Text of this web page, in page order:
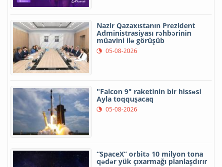
Nazir Qazaxıstanın Prezident
Administrasiyası rəhbərinin
müavini ilə görüşüb
05-08-2026
"Falcon 9" raketinin bir hissəsi
Ayla toqquşacaq
05-08-2026
“SpaceX” orbitə 10 milyon tona
qədər yük çıxarmağı planlaşdırır